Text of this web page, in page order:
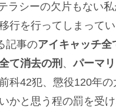
ラシーの欠片もない
行を行ってしまってい
記事のアイキャッチ全
て消去の刑 、パーマ
科42犯、懲役120年の
かと思う程の罰を受